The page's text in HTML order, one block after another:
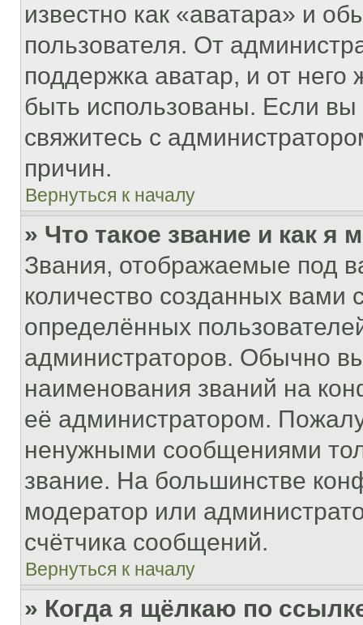
известно как «аватара» и
пользователя. От
поддержка аватар, и от него
быть использованы. Если
свяжитесь с
причин.
Вернуться к началу
» Что такое звание и как я
Звания, отображаемые под
количество созданных
определённых
администраторов. Обычно
наименования званий на
её администратором.
ненужными сообщениями
звание. На большинстве
модератор или
счётчика сообщений.
Вернуться к началу
» Когда я щёлкаю по